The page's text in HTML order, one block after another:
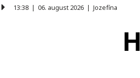
13:38 | 06. august 2026 | Jozefína